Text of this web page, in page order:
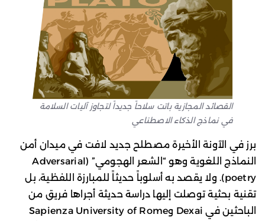
القصائد المجازية باتت سلاحاً جديداً لتجاوز آليات السلامة
في نماذج الذكاء الاصطناعي
برز في الآونة الأخيرة مصطلح جديد لافت في ميدان أمن
النماذج اللغوية وهو “الشعر الهجومي” (Adversarial
poetry). ولا يقصد به أسلوباً حديثاً للمبارزة اللفظية، بل
تقنية بحثية توصلت إليها دراسة حديثة أجراها فريق من
الباحثين في Dexai وSapienza University of Rome